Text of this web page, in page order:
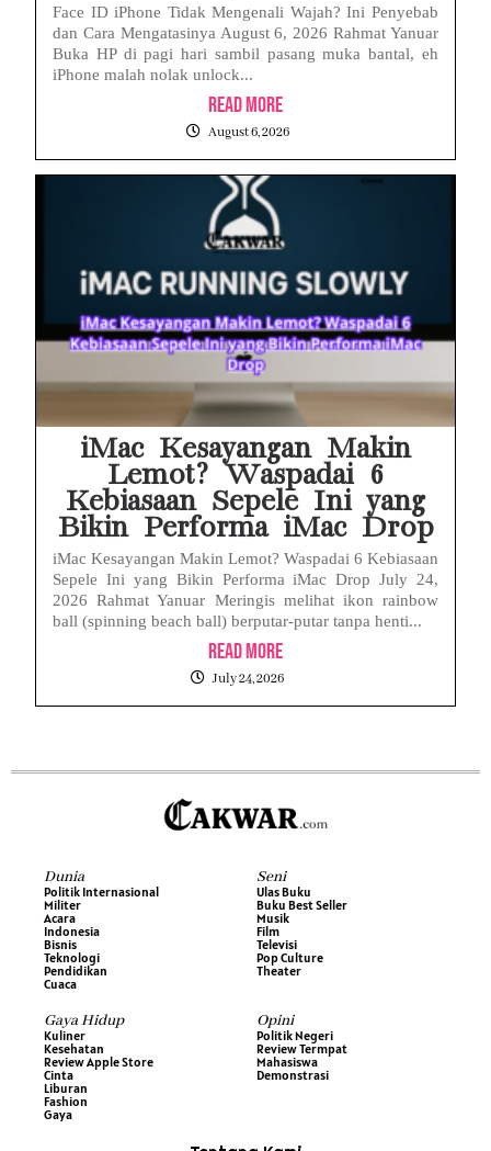
Face ID iPhone Tidak Mengenali Wajah? Ini Penyebab
dan Cara Mengatasinya August 6, 2026 Rahmat Yanuar
Buka HP di pagi hari sambil pasang muka bantal, eh
iPhone malah nolak unlock...
Read More
August 6, 2026
iMac Kesayangan Makin
Lemot? Waspadai 6
Kebiasaan Sepele Ini yang
Bikin Performa iMac Drop
iMac Kesayangan Makin Lemot? Waspadai 6 Kebiasaan
Sepele Ini yang Bikin Performa iMac Drop July 24,
2026 Rahmat Yanuar Meringis melihat ikon rainbow
ball (spinning beach ball) berputar-putar tanpa henti...
Read More
July 24, 2026
Dunia
Politik Internasional
Militer
Acara
Indonesia
Bisnis
Teknologi
Pendidikan
Cuaca
Seni
Ulas Buku
Buku Best Seller
Musik
Film
Televisi
Pop Culture
Theater
Gaya Hidup
Kuliner
Kesehatan
Review Apple Store
Cinta
Liburan
Fashion
Gaya
Opini
Politik Negeri
Review Termpat
Mahasiswa
Demonstrasi